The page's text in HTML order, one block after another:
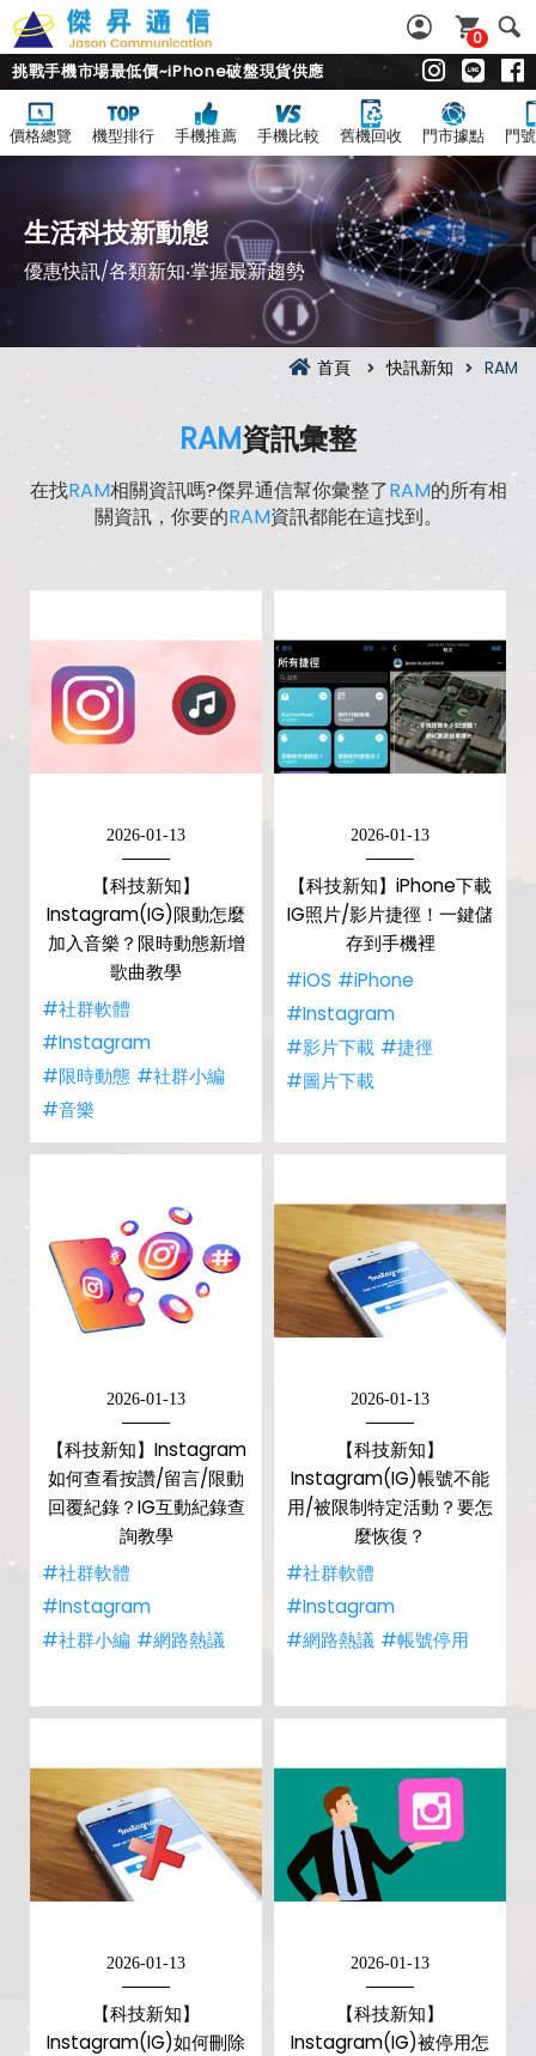
0
挑戰手機市場最低價~iPhone破盤現貨供應
價格總覽 機型排行 手機推薦 手機比較 舊機回收 門市據點 門
生活科技新動態
優惠快訊/各類新知‧掌握最新趨勢
首頁 快訊新知 RAM
RAM資訊彙整
在找RAM相關資訊嗎?傑昇通信幫你彙整了RAM的所有相
關資訊，你要的RAM資訊都能在這找到。
2026-01-13
【科技新知】
Instagram(IG)限動怎麼
加入音樂？限時動態新增
歌曲教學
#社群軟體
#Instagram
#限時動態 #社群小編
#音樂
2026-01-13
【科技新知】iPhone下載
IG照片/影片捷徑！一鍵儲
存到手機裡
#iOS #iPhone
#Instagram
#影片下載 #捷徑
#圖片下載
2026-01-13
【科技新知】Instagram
如何查看按讚/留言/限動
回覆紀錄？IG互動紀錄查
詢教學
#社群軟體
#Instagram
#社群小編 #網路熱議
2026-01-13
【科技新知】
Instagram(IG)帳號不能
用/被限制特定活動？要怎
麼恢復？
#社群軟體
#Instagram
#網路熱議 #帳號停用
2026-01-13
【科技新知】
Instagram(IG)如何刪除
2026-01-13
【科技新知】
Instagram(IG)被停用怎